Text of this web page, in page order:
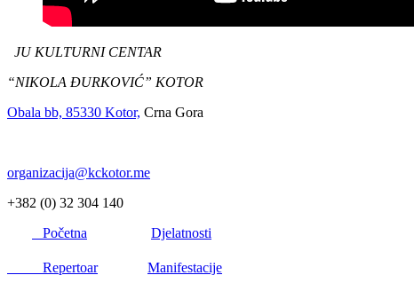
JU KULTURNI CENTAR
“NIKOLA ĐURKOVIĆ” KOTOR
Obala bb, 85330 Kotor, Crna Gora
organizacija@kckotor.me
+382 (0) 32 304 140
Početna
Djelatnosti
Repertoar
Manifestacije